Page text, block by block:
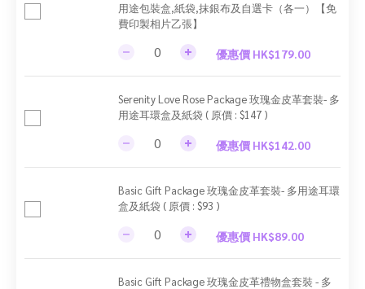
用途包裝盒,紙袋,抹銀布及自選卡（各一）【免
費印製相片乙張】
優惠價 HK$179.00
Serenity Love Rose Package 玫瑰金皮革套裝- 多
用途耳環盒及紙袋 ( 原價 : $147 )
優惠價 HK$142.00
Basic Gift Package 玫瑰金皮革套裝- 多用途耳環
盒及紙袋 ( 原價 : $93 )
優惠價 HK$89.00
Basic Gift Package 玫瑰金皮革禮物盒套裝 - 多